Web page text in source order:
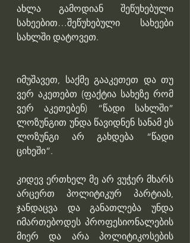
ახლა გამოდიან შეწუხებული
სახეებით…​შეწუხებული სახეები
სახლში დატოვეთ.
იმუშავეთ, საქმე გააკეთეთ და თუ
ვერ აკეთებთ (ფაქტია სახეზე რომ
ვერ აკეთებენ) “წადი სახლში”
ლოზუნგით უნდა წავიდნენ სანამ ეს
ლოზუნგი არ გახდება “წადი
ციხეში”.
კიდევ ერთხელ მე არ ვუჭერ მხარს
არცერთ პოლიტიკურ პარტიას,
ჯანდაცვა და განათლება უნდა
იმართებოდეს პროფესიონალების
მიერ და არა პოლიტიკოსების